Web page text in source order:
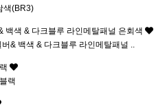
(BR3)
백색 & 다크블루 라인메탈패널 은회색
& 백색 & 다크블루 라인메탈패널 ..
랙